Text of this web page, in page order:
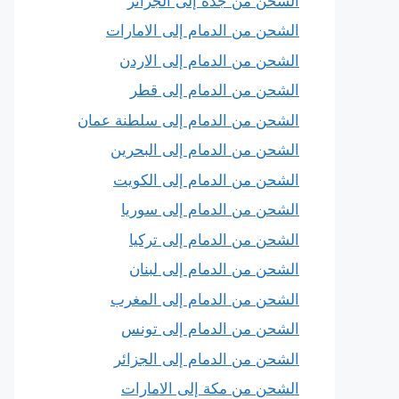
الشحن من الدمام إلى الامارات
الشحن من الدمام إلى الاردن
الشحن من الدمام إلى قطر
الشحن من الدمام إلى سلطنة عمان
الشحن من الدمام إلى البحرين
الشحن من الدمام إلى الكويت
الشحن من الدمام إلى سوريا
الشحن من الدمام إلى تركيا
الشحن من الدمام إلى لبنان
الشحن من الدمام إلى المغرب
الشحن من الدمام إلى تونس
الشحن من الدمام إلى الجزائر
الشحن من مكة إلى الامارات